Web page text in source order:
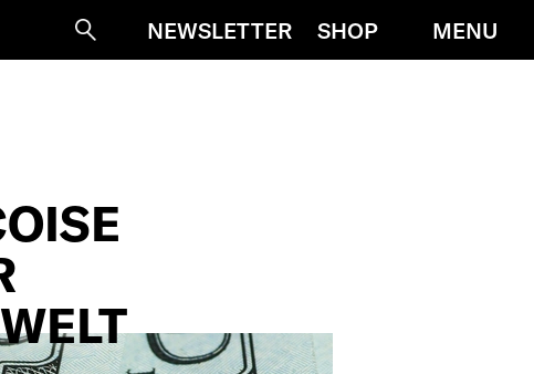
SucheNEWSLETTER SHOP MENU